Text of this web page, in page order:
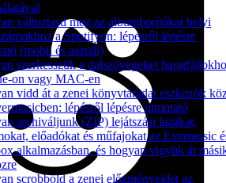
változtasd meg az albumborítókat helyi
a Spotifyon: lépésről lépésre
(mobil és asztali)
szerkesszük a dalszövegeket
on vagy MAC-en
vidd át a zenei könyvtáradat eszközök
lépésről lépésre útmutató
archiváljunk (ZIP) lejátszási listákat,
előadókat és műfajokat az Evermusic
alkalmazásban, és hogyan vigyük át
scrobbold a zenei előzményeidet az